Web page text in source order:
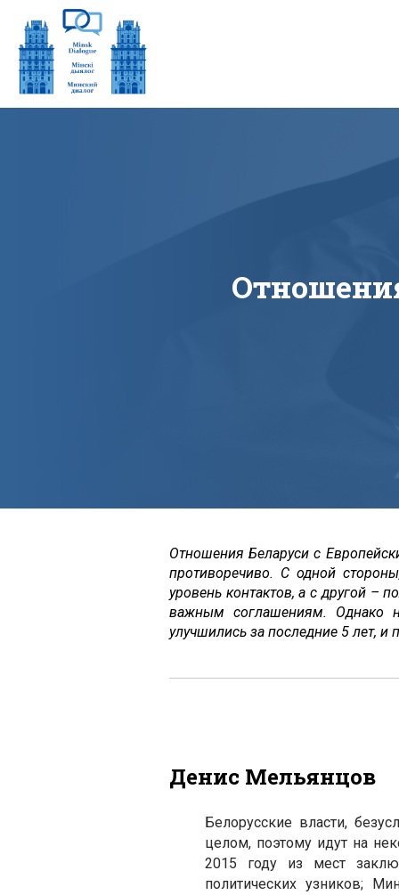
Отношения Беларуси с
противоречиво. С одной
уровень контактов, а с другой –
важным соглашениям. Однако
улучшились за последние 5 лет, и
Денис Мельянцов
Белорусские власти,
целом, поэтому идут на
2015 году из мест
политических узников;